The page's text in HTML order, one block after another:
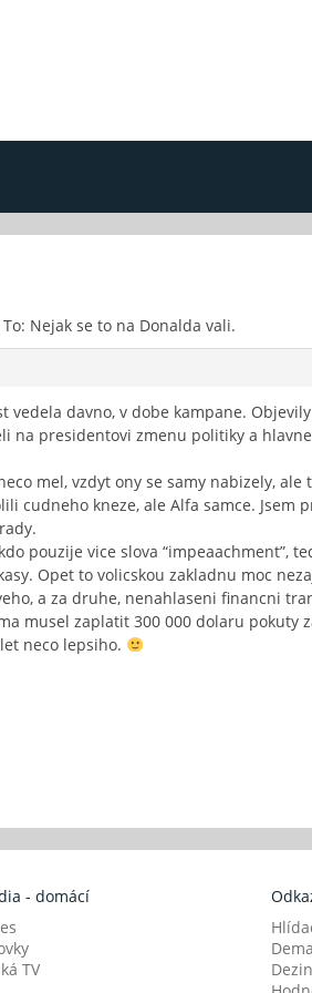
To: Nejak se to na Donalda vali.
davno, v dobe kampane.
na presidentovi zmenu politiky a
mel, vzdyt ony se samy nabizely,
cudneho kneze, ale Alfa samce. Jsem
pouzije vice slova “impeaachment”,
Opet to volicskou zakladnu moc
a za druhe, nenahlaseni financni
musel zaplatit 300 000 dolaru pokuty
neco lepsiho.
- domácí
TV